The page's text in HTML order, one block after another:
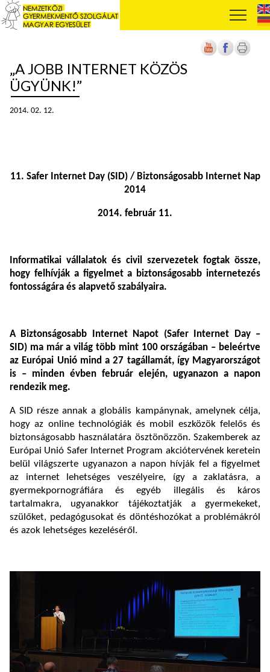
„A JOBB INTERNET KÖZÖS
ÜGYÜNK!”
2014. 02. 12.
11. Safer Internet Day (SID) / Biztonságosabb Internet Nap
2014
2014. február 11.
Informatikai vállalatok és civil szervezetek fogtak össze,
hogy felhívják a figyelmet a biztonságosabb internetezés
fontosságára és alapvető szabályaira.
A Biztonságosabb Internet Napot (Safer Internet Day –
SID) ma már a világ több mint 100 országában – beleértve
az Európai Unió mind a 27 tagállamát, így Magyarországot
is – minden évben február elején, ugyanazon a napon
rendezik meg.
A SID része annak a globális kampánynak, amelynek célja,
hogy az online technológiák és mobil eszközök felelős és
biztonságosabb használatára ösztönözzön. Szakemberek az
Európai Unió Safer Internet Program akciótervének keretein
belül világszerte ugyanazon a napon hívják fel a figyelmet
az internet lehetséges veszélyeire, így a zaklatásra, a
gyermekpornográfiára és egyéb illegális és káros
tartalmakra, ugyanakkor tájékoztatják a gyermekeket,
szülőket, pedagógusokat és döntéshozókat a problémákról
és azok lehetséges kezeléséről.